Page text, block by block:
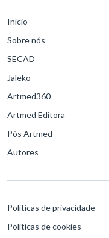
Início
Sobre nós
SECAD
Jaleko
Artmed360
Artmed Editora
Pós Artmed
Autores
Políticas de privacidade
Políticas de cookies